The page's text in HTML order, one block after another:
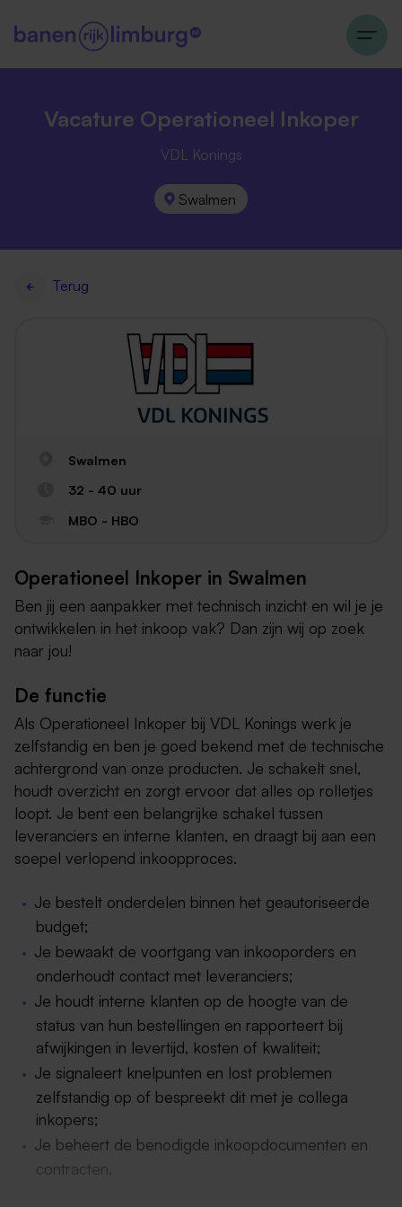
Vacature Operationeel Inkoper
VDL Konings
Swalmen
Terug
Swalmen
32 - 40 uur
MBO - HBO
Operationeel Inkoper in Swalmen
Ben jij een aanpakker met technisch inzicht en wil je je
ontwikkelen in het inkoop vak? Dan zijn wij op zoek
naar jou!
De functie
Als Operationeel Inkoper bij VDL Konings werk je
zelfstandig en ben je goed bekend met de technische
achtergrond van onze producten. Je schakelt snel,
houdt overzicht en zorgt ervoor dat alles op rolletjes
loopt. Je bent een belangrijke schakel tussen
leveranciers en interne klanten, en draagt bij aan een
soepel verlopend inkoopproces.
Je bestelt onderdelen binnen het geautoriseerde
budget;
Je bewaakt de voortgang van inkooporders en
onderhoudt contact met leveranciers;
Je houdt interne klanten op de hoogte van de
status van hun bestellingen en rapporteert bij
afwijkingen in levertijd, kosten of kwaliteit;
Je signaleert knelpunten en lost problemen
zelfstandig op of bespreekt dit met je collega
inkopers;
Je beheert de benodigde inkoopdocumenten en
contracten.